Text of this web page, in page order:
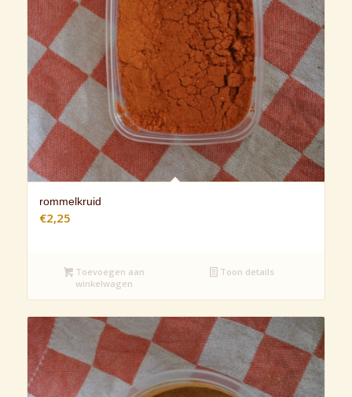
rommelkruid
€2,25
Toevoegen aan
winkelwagen
Toon details